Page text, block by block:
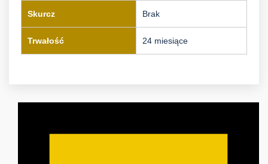
Skurcz Brak
Trwałość 24 miesiące